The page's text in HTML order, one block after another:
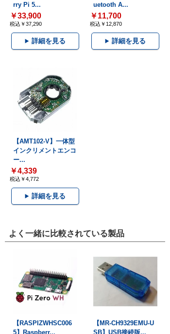
rry Pi 5...
￥33,900
税込￥37,290
詳細を見る
uetooth A...
￥11,700
税込￥12,870
詳細を見る
【AMT102-V】一体型
インクリメントエンコ
ー...
￥4,339
税込￥4,772
詳細を見る
よく一緒に比較されている製品
【RASPIZWHSC006
5】Raspberr...
【MR-CH9329EMU-U
SB】USB接続版...